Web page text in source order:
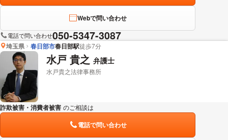
Webで問い合わせ
電話で問い合わせ050-5347-3087
埼玉県 春日部市春日部駅徒歩7分
水戸 貴之 弁護士
水戸貴之法律事務所
詐欺被害・消費者被害 のご相談は
電話で問い合わせ